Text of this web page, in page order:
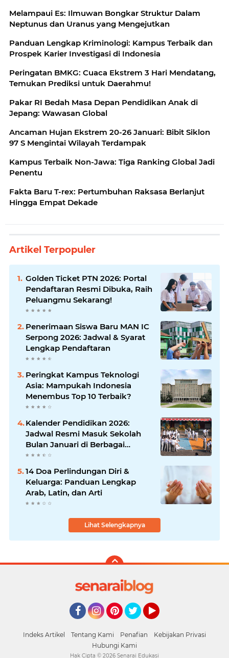
Melampaui Es: Ilmuwan Bongkar Struktur Dalam
Neptunus dan Uranus yang Mengejutkan
Panduan Lengkap Kriminologi: Kampus Terbaik dan
Prospek Karier Investigasi di Indonesia
Peringatan BMKG: Cuaca Ekstrem 3 Hari Mendatang,
Temukan Prediksi untuk Daerahmu!
Pakar RI Bedah Masa Depan Pendidikan Anak di
Jepang: Wawasan Global
Ancaman Hujan Ekstrem 20-26 Januari: Bibit Siklon
97 S Mengintai Wilayah Terdampak
Kampus Terbaik Non-Jawa: Tiga Ranking Global Jadi
Penentu
Fakta Baru T-rex: Pertumbuhan Raksasa Berlanjut
Hingga Empat Dekade
Artikel Terpopuler
Golden Ticket PTN 2026: Portal
Pendaftaran Resmi Dibuka, Raih
Peluangmu Sekarang!
Penerimaan Siswa Baru MAN IC
Serpong 2026: Jadwal & Syarat
Lengkap Pendaftaran
Peringkat Kampus Teknologi
Asia: Mampukah Indonesia
Menembus Top 10 Terbaik?
Kalender Pendidikan 2026:
Jadwal Resmi Masuk Sekolah
Bulan Januari di Berbagai
Daerah
14 Doa Perlindungan Diri &
Keluarga: Panduan Lengkap
Arab, Latin, dan Arti
Lihat Selengkapnya
Indeks Artikel Tentang Kami Penafian
Kebijakan Privasi
Hubungi Kami
Hak Cipta © 2026 Senarai Edukasi